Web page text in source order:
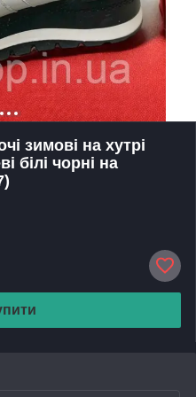
зимові на хутрі
білі чорні на